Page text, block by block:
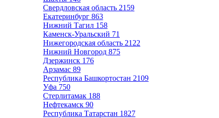
Свердловская область 2159
Екатеринбург 863
Нижний Тагил 158
Каменск-Уральский 71
Нижегородская область 2122
Нижний Новгород 875
Дзержинск 176
Арзамас 89
Республика Башкортостан 2109
Уфа 750
Стерлитамак 188
Нефтекамск 90
Республика Татарстан 1827